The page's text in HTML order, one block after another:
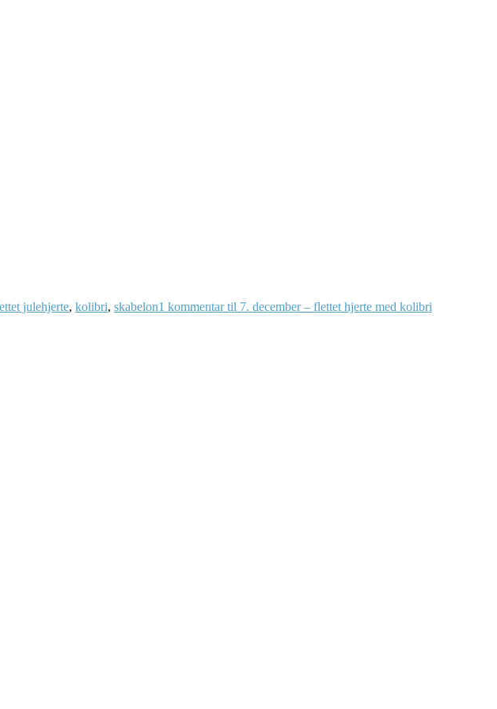
julehjerte, kolibri, skabelon1 kommentartil 7. december – flettet hjerte med kolibri